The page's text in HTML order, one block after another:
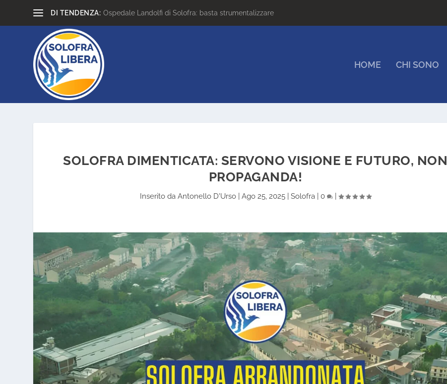
DI TENDENZA: Ospedale Landolfi di Solofra: basta strumentalizzare
HOME CHI SONO
SOLOFRA DIMENTICATA: SERVONO VISIONE E FUTURO, NON
PROPAGANDA!
Inserito da Antonello D'Urso| Ago 25, 2025| Solofra| 0 |